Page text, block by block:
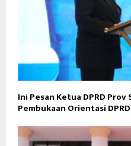
Ini Pesan Ketua DPRD
Pembukaan Orientasi